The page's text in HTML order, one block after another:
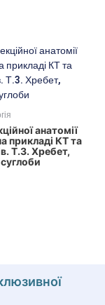
анатомії
прикладі КТ та
Т.3. Хребет,
суглоби